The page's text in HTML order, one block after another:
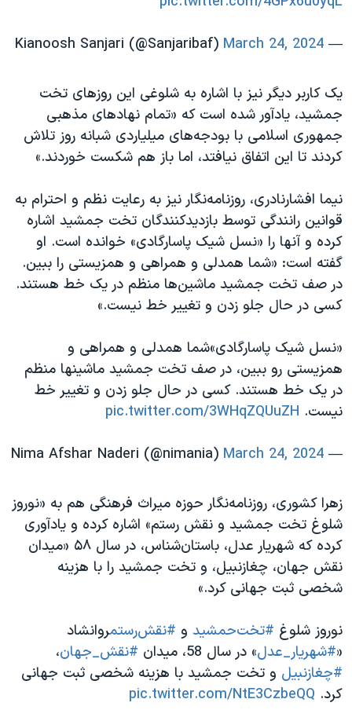
— Kianoosh Sanjari (@Sanjaribaf)
March 24, 2024
یک کاربر دیگر نیز با اشاره به شلوغی این روزهای تخت
جمشید، یادآور شده است که «تمام نهادهای مذهبی
جمهوری اسلامی با بودجه‌های میلیاردی شبانه ‌روز تلاش
کردند تا این اتفاق نیافتد، اما باز هم شکست خوردند.»
نیما افشارنادری، روزنامه‌نگار نیز به رعایت نظم و احترام به
قوانین رانندگی توسط بازدیدکنندگان تخت جمشید اشاره
کرده و آنها را «نسل شیک پاسارگادی» خوانده است. او
گفته است: «شما همدلی و همراهی و همزیستی را ببین.
در صف تخت جمشید ماشین‌ها منظم در یک خط هستند.
کسی در حال جلو زدن و تغییر خط نیست.»
«نسل شیک پاسارگادی»شما همدلی و همراهی و
همزیستی رو ببین، در صف تخت جمشید ماشینها منظم
در یک خط هستند. کسی در حال جلو زدن و تغییر خط
نیست. pic.twitter.com/3WHqZQUuZH
— Nima Afshar Naderi (@nimania)
March 24, 2024
زهرا کشوری، روزنامه‌نگار حوزه میراث فرهنگی هم به «نوروز
شلوغ تخت جمشید و نقش رستم» اشاره کرده و یادآوری
کرده که شهریار عدل، باستان‌شناس، در سال ۵۸ «میدان
نقش جهان، چغازنبیل، و تخت جمشید را با هزینه
شخصی ثبت جهانی کرد.»
نوروز شلوغ #تخت‌حمشید و #نقش‌رستمروانشاد
«#شهریار_عدل» در سال 58، میدان #نقش_جهان،
#چغازنبیل و تخت جمشید با هزینه شخصی‌ ثبت جهانی
کرد. pic.twitter.com/NtE3CzbeQQ